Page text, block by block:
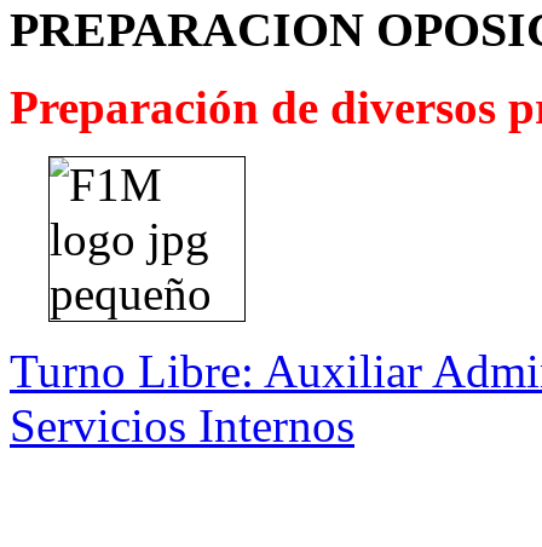
PREPARACION
Preparación de diversos
Turno Libre: Auxiliar
Servicios Internos